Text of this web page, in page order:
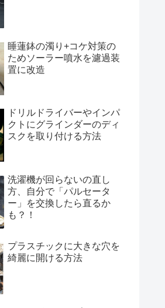
睡蓮鉢の濁り+コケ対策の
ためソーラー噴水を濾過装
置に改造
ドリルドライバーやインパ
クトにグラインダーのディ
スクを取り付ける方法
洗濯機が回らないの直し
方、自分で「パルセータ
ー」を交換したら直るか
も？！
プラスチックに大きな穴を
綺麗に開ける方法